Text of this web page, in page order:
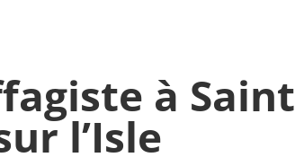
à Saint
l’Isle